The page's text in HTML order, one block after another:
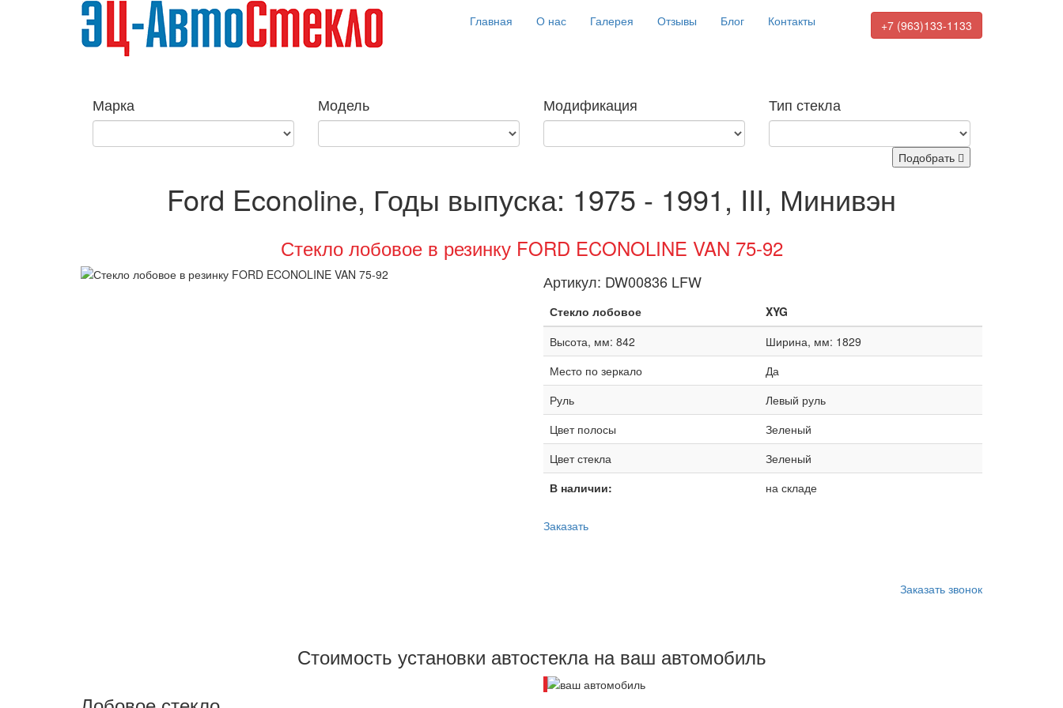
Главная О нас Галерея Отзывы Блог Контакты +7 (963)133-1133
Марка Модель Модификация Тип стекла
Подобрать
Ford Econoline, Годы выпуска: 1975 - 1991, III, Минивэн
Стекло лобовое в резинку FORD ECONOLINE VAN 75-92
Артикул: DW00836 LFW
Стекло лобовое
XYG
Высота, мм: 842
Ширина, мм: 1829
Место по зеркало
Да
Руль
Левый руль
Цвет полосы
Зеленый
Цвет стекла
Зеленый
В наличии:
на складе
Заказать
Заказать звонок
Стоимость установки автостекла на ваш автомобиль